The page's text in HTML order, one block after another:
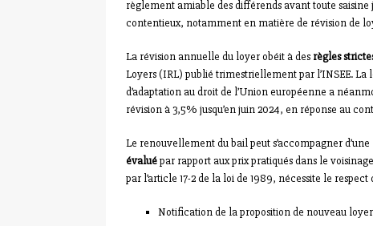
règlement amiable des différends avant toute
contentieux, notamment en matière de révision de
La révision annuelle du loyer obéit à des règles
Loyers (IRL) publié trimestriellement par l’INSEE. La
d’adaptation au droit de l’Union européenne a
révision à 3,5% jusqu’en juin 2024, en réponse au
Le renouvellement du bail peut s’accompagner
évaluépar rapport aux prix pratiqués dans le
par l’article 17-2 de la loi de 1989, nécessite le
Notification de la proposition de nouveau